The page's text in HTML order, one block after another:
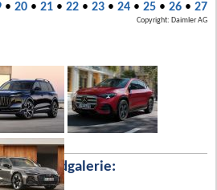
• 20• 21• 22• 23• 24• 25• 26• 27
Copyright: Daimler AG
Bildgalerie: